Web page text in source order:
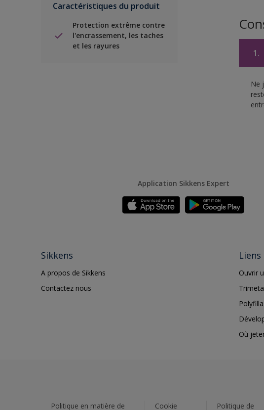
Caractéristiques du produit
Protection extrême contre
l'encrassement, les taches
et les rayures
1.
Ne
Application Sikkens Expert
Sikkens
A propos de Sikkens
Contactez nous
Ouvrir
Où
Politique en matière de Cookie Politique de